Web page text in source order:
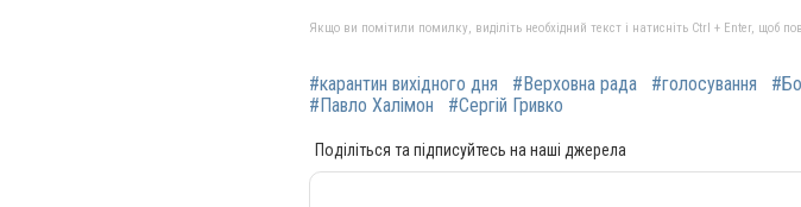
Якщо ви помітили помилку, виділіть необхідний текст і натисніть Ctrl + Enter, щоб
#карантин вихідного дня #Верховна рада #голосування
#Павло Халімон
#Сергій Гривко
Поділіться та підписуйтесь на наші джерела